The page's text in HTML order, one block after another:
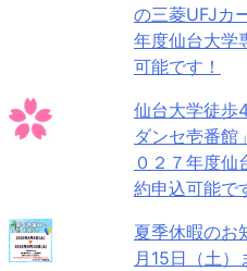
の三菱UFJカ
年度仙台大学
可能です！
仙台大学徒
ダンセ壱番
０２７年度仙
約申込可能で
夏季休暇の
月15日（土）